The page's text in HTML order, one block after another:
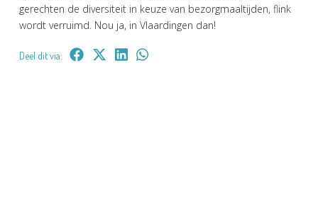
gerechten de diversiteit in keuze van bezorgmaaltijden, flink
wordt verruimd. Nou ja, in Vlaardingen dan!
Deel dit via: